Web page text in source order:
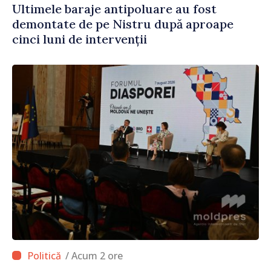
Ultimele baraje antipoluare au fost
demontate de pe Nistru după aproape
cinci luni de intervenții
/ Acum 2 ore